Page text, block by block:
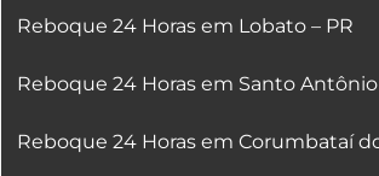
Reboque 24 Horas em Lobato – PR
Reboque 24 Horas em Santo Antônio
Reboque 24 Horas em Corumbataí